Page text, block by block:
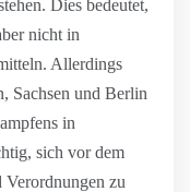
Dies bedeutet,
nicht in
Allerdings
Sachsen und Berlin
in
sich vor dem
Verordnungen zu